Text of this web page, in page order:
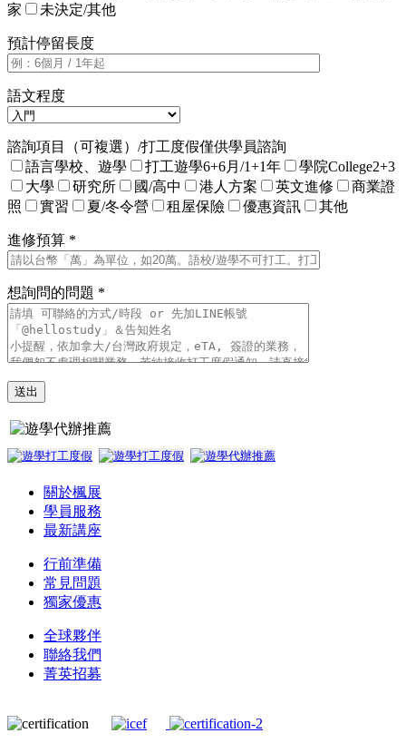
家
未決定/其他
預計停留長度
語文程度
諮詢項目（可複選）/打工度假僅供學員諮詢
語言學校、遊學
打工遊學6+6月/1+1年
學院College2+3
大學
研究所 國/高中 港人方案 英文進修
商業證
照
實習 夏/冬令營 租屋保險 優惠資訊 其他
進修預算 *
想詢問的問題 *
關於楓展
學員服務
最新講座
行前準備
常見問題
獨家優惠
全球夥伴
聯絡我們
菁英招募